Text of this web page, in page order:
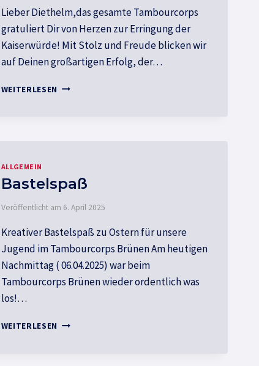
Lieber Diethelm,das gesamte Tambourcorps
gratuliert Dir von Herzen zur Erringung der
Kaiserwürde! Mit Stolz und Freude blicken wir
auf Deinen großartigen Erfolg, der…
WEITERLESEN NEUER
ALLGEMEIN
Bastelspaß
Veröffentlicht am 6. April 2025
Kreativer Bastelspaß zu Ostern für unsere
Jugend im Tambourcorps Brünen Am heutigen
Nachmittag ( 06.04.2025) war beim
Tambourcorps Brünen wieder ordentlich was
los!…
WEITERLESEN BASTELSPASS